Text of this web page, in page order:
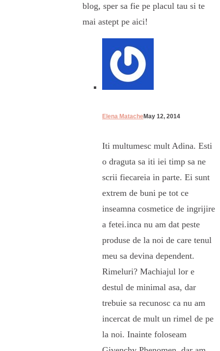
blog, sper sa fie pe placul tau si te
mai astept pe aici!
Elena MatacheMay 12, 2014
Iti multumesc mult Adina. Esti
o draguta sa iti iei timp sa ne
scrii fiecareia in parte. Ei sunt
extrem de buni pe tot ce
inseamna cosmetice de ingrijire
a fetei.inca nu am dat peste
produse de la noi de care tenul
meu sa devina dependent.
Rimeluri? Machiajul lor e
destul de minimal asa, dar
trebuie sa recunosc ca nu am
incercat de mult un rimel de pe
la noi. Inainte foloseam